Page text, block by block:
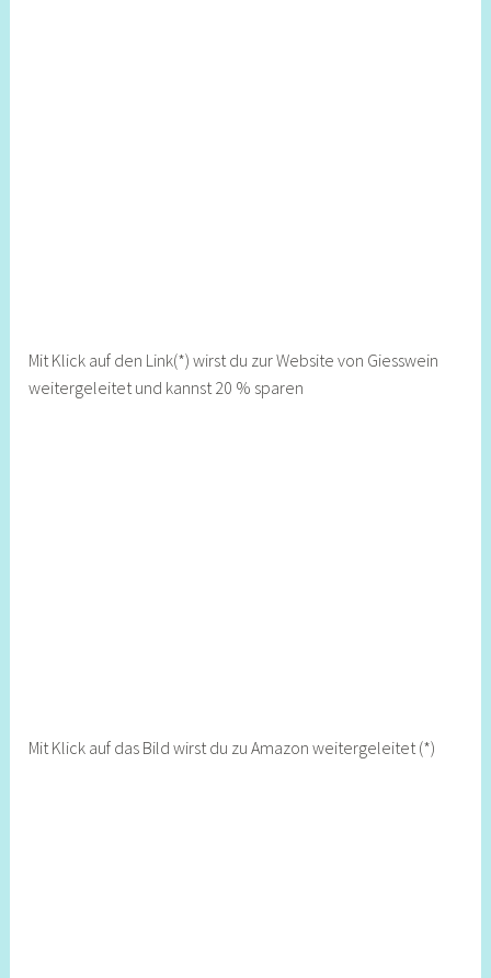
Mit Klick auf den Link(*) wirst du zur Website von Giesswein
weitergeleitet und kannst 20 % sparen
Mit Klick auf das Bild wirst du zu Amazon weitergeleitet (*)